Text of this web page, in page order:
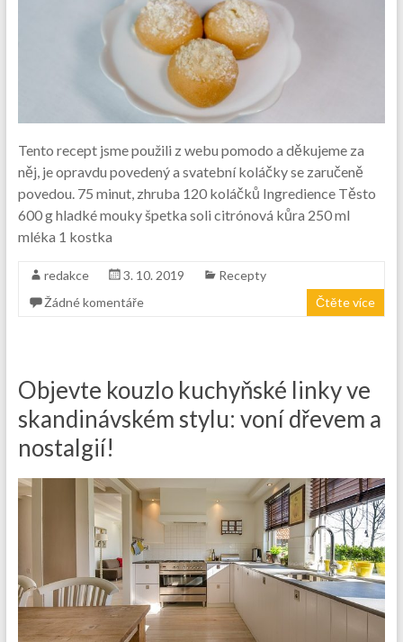
Tento recept jsme použili z webu pomodo a děkujeme za
něj, je opravdu povedený a svatební koláčky se zaručeně
povedou. 75 minut, zhruba 120 koláčků Ingredience Těsto
600 g hladké mouky špetka soli citrónová kůra 250 ml
mléka 1 kostka
redakce 3. 10. 2019
Recepty
Žádné komentáře
Čtěte více
Objevte kouzlo kuchyňské linky ve
skandinávském stylu: voní dřevem a
nostalgií!